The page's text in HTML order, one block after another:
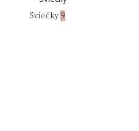
Sviečky 9